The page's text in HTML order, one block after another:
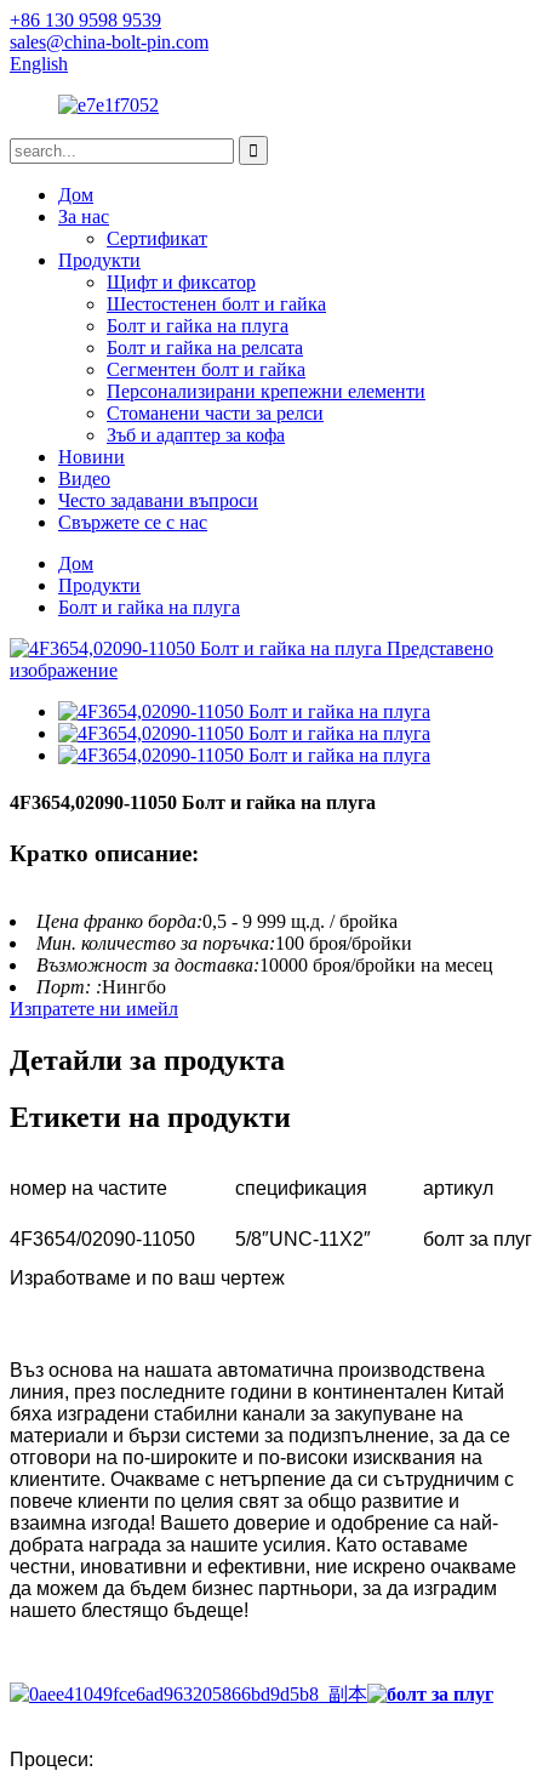
+86 130 9598 9539
sales@china-bolt-pin.com
English
Дом
За нас
Сертификат
Продукти
Щифт и фиксатор
Шестостенен болт и гайка
Болт и гайка на плуга
Болт и гайка на релсата
Сегментен болт и гайка
Персонализирани крепежни елементи
Стоманени части за релси
Зъб и адаптер за кофа
Новини
Видео
Често задавани въпроси
Свържете се с нас
Дом
Продукти
Болт и гайка на плуга
4F3654,02090-11050 Болт и гайка на плуга
Кратко описание:
Цена франко борда:0,5 - 9 999 щ.д. / бройка
Мин. количество за поръчка:100 броя/бройки
Възможност за доставка:10000 броя/бройки на месец
Порт: :Нингбо
Изпратете ни имейл
Детайли за продукта
Етикети на продукти
номер на частите спецификация артикул
4F3654/02090-11050 5/8″UNC-11X2″
болт за плуг
Изработваме и по ваш чертеж
Въз основа на нашата автоматична производствена
линия, през последните години в континентален Китай
бяха изградени стабилни канали за закупуване на
материали и бързи системи за подизпълнение, за да се
отговори на по-широките и по-високи изисквания на
клиентите. Очакваме с нетърпение да си сътрудничим с
повече клиенти по целия свят за общо развитие и
взаимна изгода! Вашето доверие и одобрение са най-
добрата награда за нашите усилия. Като оставаме
честни, иновативни и ефективни, ние искрено очакваме
да можем да бъдем бизнес партньори, за да изградим
нашето блестящо бъдеще!
Процеси: